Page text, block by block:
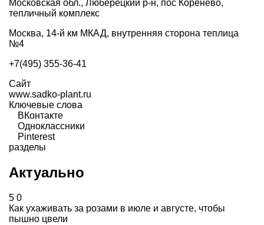
Московская обл., Люберецкий р-н, пос Коренево,
тепличный комплекс
Москва, 14-й км МКАД, внутренняя сторона теплица
№4
+7(495) 355-36-41
Сайт
www.sadko-plant.ru
Ключевые слова
ВКонтакте
Одноклассники
Pinterest
разделы
Актуально
5 0
Как ухаживать за розами в июле и августе, чтобы
пышно цвели